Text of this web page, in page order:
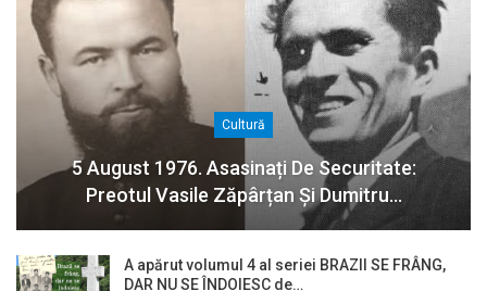
Cultură
5 August 1976. Asasinați De Securitate:
Preotul Vasile Zăpârțan Și Dumitru…
A apărut volumul 4 al seriei BRAZII SE FRÂNG,
DAR NU SE ÎNDOIESC de…